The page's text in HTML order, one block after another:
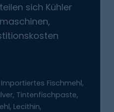
sich Kühler
Fischmehl,
Tintenfischpaste,
Lecithin,